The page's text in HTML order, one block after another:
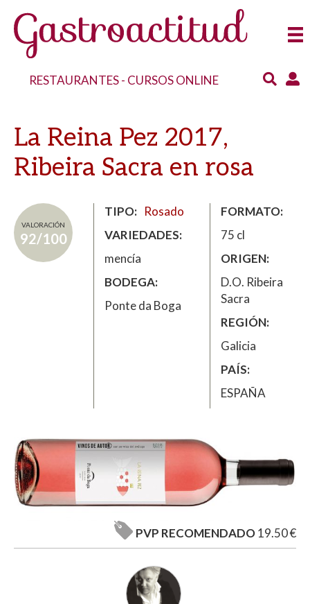
RESTAURANTES- CURSOS ONLINE
La Reina Pez 2017,
Ribeira Sacra en rosa
VALORACIÓN
92/100
TIPO
Rosado
VARIEDADES
mencía
BODEGA
Ponte da Boga
FORMATO
75 cl
ORIGEN
D.O. Ribeira
Sacra
REGIÓN
Galicia
PAÍS
ESPAÑA
PVP RECOMENDADO19.50 €